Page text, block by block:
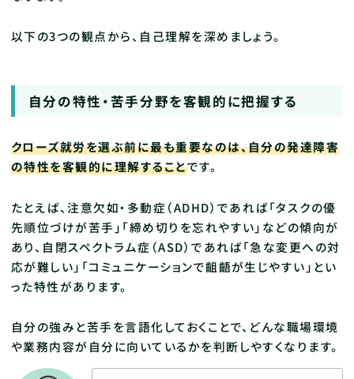
以下の3つの観点から、自己理解を深めましょう。
自分の特性・苦手分野を客観的に把握する
クローズ就労を選ぶ前に最も重要なのは、自分の発達障害
の特性を客観的に理解することです。
たとえば、注意欠如・多動症（ADHD）であれば「タスクの優
先順位づけが苦手」「締め切りを忘れやすい」などの傾向が
あり、自閉スペクトラム症（ASD）であれば「急な変更への対
応が難しい」「コミュニケーションで齟齬が生じやすい」とい
った特性があります。
自分の強みと苦手を言語化しておくことで、どんな職場環境
や業務内容が自分に向いているかを判断しやすくなります。